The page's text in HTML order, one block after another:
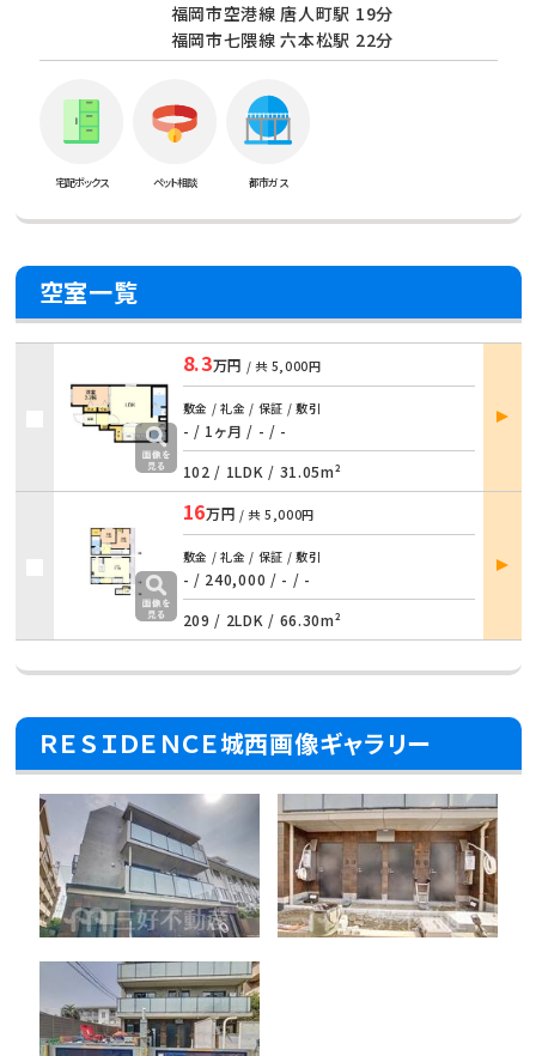
福岡市空港線 唐人町駅 19分
福岡市七隈線 六本松駅 22分
宅配ボックス ペット相談 都市ガス
空室一覧
8.3万円 / 共 5,000円
敷金 / 礼金 / 保証 / 敷引
- / 1ヶ月 / - / -
102 / 1LDK / 31.05m²
部屋
詳細
16万円 / 共 5,000円
敷金 / 礼金 / 保証 / 敷引
- / 240,000 / - / -
209 / 2LDK / 66.30m²
部屋
詳細
ＲＥＳＩＤＥＮＣＥ城西画像ギャラリー